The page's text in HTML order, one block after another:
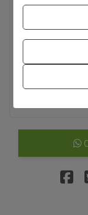
(RGPD).
Acepto envíos